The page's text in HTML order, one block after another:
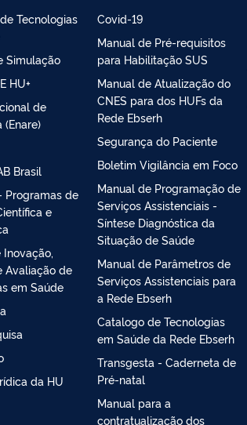
Tecnologias
Simulação
HU+
de
(Enare)
Brasil
Programas de
e
Avaliação de
em Saúde
da HU
Covid-19
Manual de Pré-requisitos
para Habilitação SUS
Manual de Atualização do
CNES para dos HUFs da
Rede Ebserh
Segurança do Paciente
Boletim Vigilância em Foco
Manual de Programação de
Serviços Assistenciais -
Síntese Diagnóstica da
Situação de Saúde
Manual de Parâmetros de
Serviços Assistenciais para
a Rede Ebserh
Catalogo de Tecnologias
em Saúde da Rede Ebserh
Transgesta - Caderneta de
Pré-natal
Manual para a
contratualização dos